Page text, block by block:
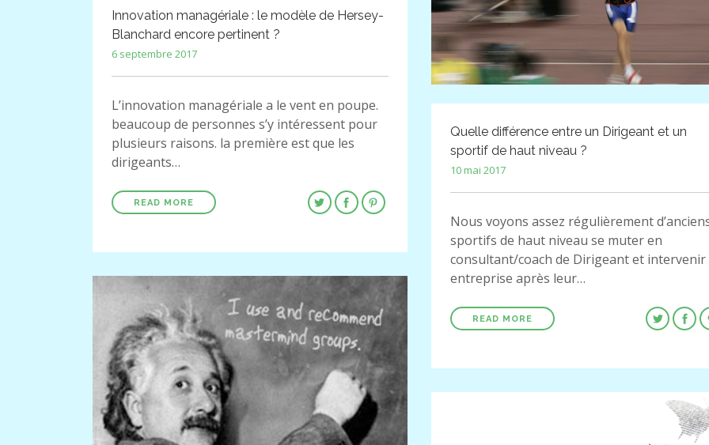
Innovation managériale : le modèle de Hersey-
Blanchard encore pertinent ?
6 septembre 2017
L’innovation managériale a le vent en poupe.
beaucoup de personnes s’y intéressent pour
plusieurs raisons. la première est que les
dirigeants…
READ MORE
Quelle différence entre un Dirigeant et un
sportif de haut niveau ?
10 mai 2017
Nous voyons assez régulièrement
sportifs de haut niveau se muter en
consultant/coach de Dirigeant et intervenir
entreprise après leur…
READ MORE